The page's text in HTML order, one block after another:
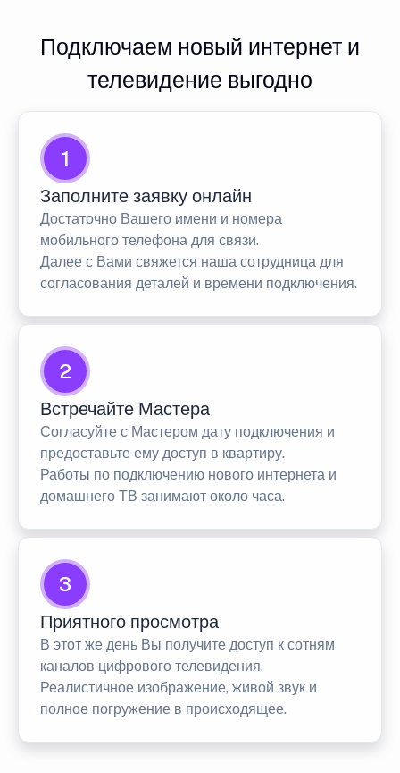
Подключаем новый интернет и
телевидение выгодно
1
Заполните заявку онлайн
Достаточно Вашего имени и номера
мобильного телефона для связи.
Далее с Вами свяжется наша сотрудница для
согласования деталей и времени подключения.
2
Встречайте Мастера
Согласуйте с Мастером дату подключения и
предоставьте ему доступ в квартиру.
Работы по подключению нового интернета и
домашнего ТВ занимают около часа.
3
Приятного просмотра
В этот же день Вы получите доступ к сотням
каналов цифрового телевидения.
Реалистичное изображение, живой звук и
полное погружение в происходящее.